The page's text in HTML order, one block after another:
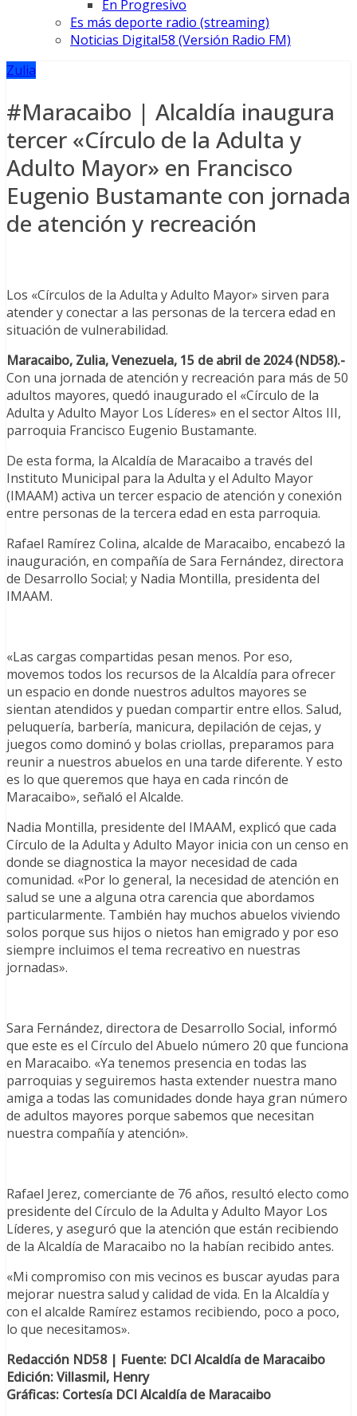
En Progresivo
Es más deporte radio (streaming)
Noticias Digital58 (Versión Radio FM)
Zulia
#Maracaibo | Alcaldía inaugura
tercer «Círculo de la Adulta y
Adulto Mayor» en Francisco
Eugenio Bustamante con jornada
de atención y recreación
Los «Círculos de la Adulta y Adulto Mayor» sirven para
atender y conectar a las personas de la tercera edad en
situación de vulnerabilidad.
Maracaibo, Zulia, Venezuela, 15 de abril de 2024 (ND58).-
Con una jornada de atención y recreación para más de 50
adultos mayores, quedó inaugurado el «Círculo de la
Adulta y Adulto Mayor Los Líderes» en el sector Altos III,
parroquia Francisco Eugenio Bustamante.
De esta forma, la Alcaldía de Maracaibo a través del
Instituto Municipal para la Adulta y el Adulto Mayor
(IMAAM) activa un tercer espacio de atención y conexión
entre personas de la tercera edad en esta parroquia.
Rafael Ramírez Colina, alcalde de Maracaibo, encabezó la
inauguración, en compañía de Sara Fernández, directora
de Desarrollo Social; y Nadia Montilla, presidenta del
IMAAM.
«Las cargas compartidas pesan menos. Por eso,
movemos todos los recursos de la Alcaldía para ofrecer
un espacio en donde nuestros adultos mayores se
sientan atendidos y puedan compartir entre ellos. Salud,
peluquería, barbería, manicura, depilación de cejas, y
juegos como dominó y bolas criollas, preparamos para
reunir a nuestros abuelos en una tarde diferente. Y esto
es lo que queremos que haya en cada rincón de
Maracaibo», señaló el Alcalde.
Nadia Montilla, presidente del IMAAM, explicó que cada
Círculo de la Adulta y Adulto Mayor inicia con un censo en
donde se diagnostica la mayor necesidad de cada
comunidad. «Por lo general, la necesidad de atención en
salud se une a alguna otra carencia que abordamos
particularmente. También hay muchos abuelos viviendo
solos porque sus hijos o nietos han emigrado y por eso
siempre incluimos el tema recreativo en nuestras
jornadas».
Sara Fernández, directora de Desarrollo Social, informó
que este es el Círculo del Abuelo número 20 que funciona
en Maracaibo. «Ya tenemos presencia en todas las
parroquias y seguiremos hasta extender nuestra mano
amiga a todas las comunidades donde haya gran número
de adultos mayores porque sabemos que necesitan
nuestra compañía y atención».
Rafael Jerez, comerciante de 76 años, resultó electo como
presidente del Círculo de la Adulta y Adulto Mayor Los
Líderes, y aseguró que la atención que están recibiendo
de la Alcaldía de Maracaibo no la habían recibido antes.
«Mi compromiso con mis vecinos es buscar ayudas para
mejorar nuestra salud y calidad de vida. En la Alcaldía y
con el alcalde Ramírez estamos recibiendo, poco a poco,
lo que necesitamos».
Redacción ND58 | Fuente: DCI Alcaldía de Maracaibo
Edición: Villasmil, Henry
Gráficas: Cortesía DCI Alcaldía de Maracaibo